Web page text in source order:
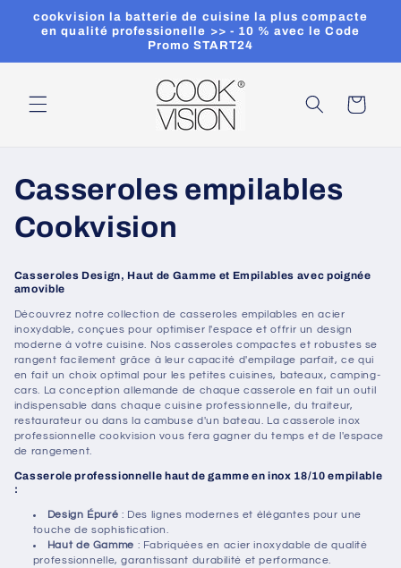
passer
au
cookvision la batterie de cuisine la plus compacte
en qualité professionelle >> - 10 % avec le Code
Promo START24
Panier
C
o
l
l
e
c
t
i
o
Casseroles empilables
Cookvision
Casseroles Design, Haut de Gamme et Empilables avec poignée
amovible
Découvrez notre collection de casseroles empilables en acier
inoxydable, conçues pour optimiser l'espace et offrir un design
moderne à votre cuisine. Nos casseroles compactes et robustes se
rangent facilement grâce à leur capacité d'empilage parfait, ce qui
en fait un choix optimal pour les petites cuisines, bateaux, camping-
cars. La conception allemande de chaque casserole en fait un outil
indispensable dans chaque cuisine professionnelle, du traiteur,
restaurateur ou dans la cambuse d'un bateau. La casserole inox
professionnelle cookvision vous fera gagner du temps et de l'espace
de rangement.
Casserole professionnelle haut de gamme en inox 18/10 empilable
:
Design Épuré : Des lignes modernes et élégantes pour une
touche de sophistication.
Haut de Gamme : Fabriquées en acier inoxydable de qualité
professionnelle, garantissant durabilité et performance.